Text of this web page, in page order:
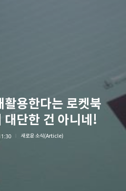
활용한다는 로켓북
단한 건 아니네!
새로운 소식(Article)